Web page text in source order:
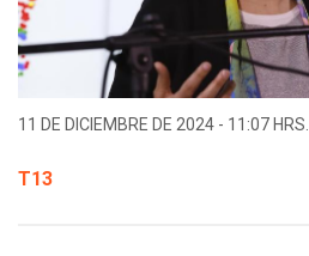
11 DE DICIEMBRE DE 2024 - 11:07 HRS.
T13